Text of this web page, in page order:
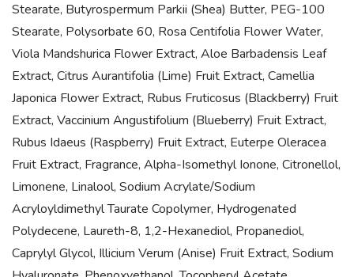
Stearate, Butyrospermum Parkii (Shea) Butter, PEG-100
Stearate, Polysorbate 60, Rosa Centifolia Flower Water,
Viola Mandshurica Flower Extract, Aloe Barbadensis Leaf
Extract, Citrus Aurantifolia (Lime) Fruit Extract, Camellia
Japonica Flower Extract, Rubus Fruticosus (Blackberry) Fruit
Extract, Vaccinium Angustifolium (Blueberry) Fruit Extract,
Rubus Idaeus (Raspberry) Fruit Extract, Euterpe Oleracea
Fruit Extract, Fragrance, Alpha-Isomethyl Ionone, Citronellol,
Limonene, Linalool, Sodium Acrylate/Sodium
Acryloyldimethyl Taurate Copolymer, Hydrogenated
Polydecene, Laureth-8, 1,2-Hexanediol, Propanediol,
Caprylyl Glycol, Illicium Verum (Anise) Fruit Extract, Sodium